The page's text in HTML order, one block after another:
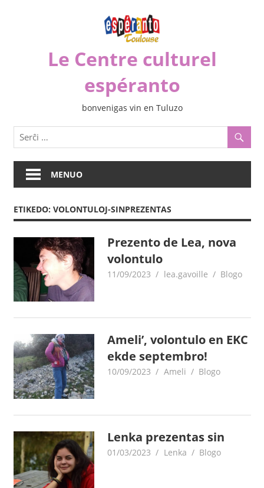
Le Centre culturel
espéranto
bonvenigas vin en Tuluzo
MENUO
ETIKEDO: VOLONTULOJ-SINPREZENTAS
Prezento de Lea, nova
volontulo
11/09/2023 lea.gavoille Blogo
Ameli’, volontulo en EKC
ekde septembro!
10/09/2023 Ameli Blogo
Lenka prezentas sin
01/03/2023 Lenka Blogo